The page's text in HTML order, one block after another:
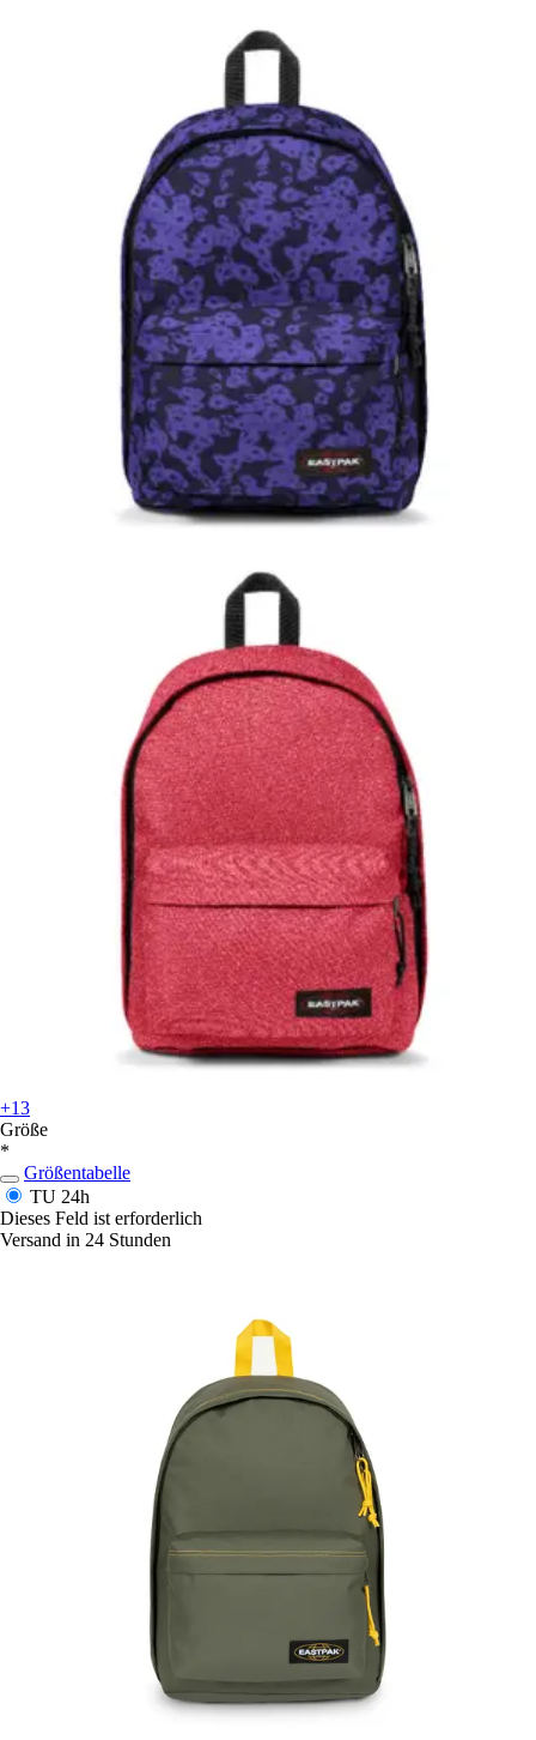
+13
Größe
*
Größentabelle
TU 24h
Dieses Feld ist erforderlich
Versand in 24 Stunden